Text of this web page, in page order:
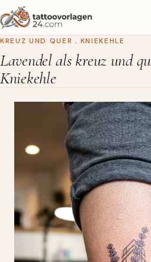
KREUZ UND QUER , KNIEKEHLE
Lavendel als kreuz und
Kniekehle